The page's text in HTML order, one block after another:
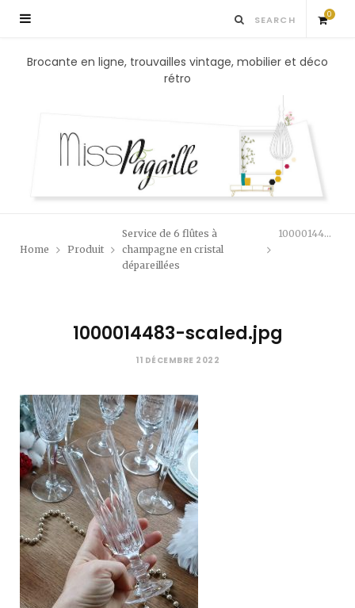
0
S
p
Brocante en ligne, trouvailles vintage, mobilier et déco
rétro
Home Produit
Service de 6 flûtes à
champagne en cristal
dépareillées
1000014483-scaled.jpg
1000014483-scaled.jpg
11 DÉCEMBRE 2022